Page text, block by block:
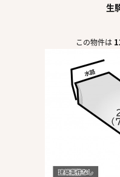
生
この物件は